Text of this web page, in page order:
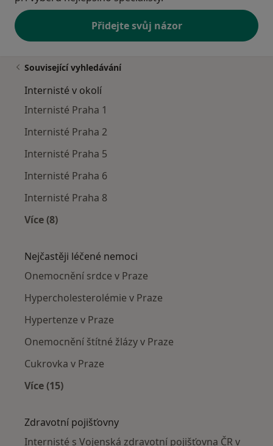
Přidejte svůj názor
Související vyhledávání
Internisté v okolí
Internisté Praha 1
Internisté Praha 2
Internisté Praha 5
Internisté Praha 6
Internisté Praha 8
Více (8)
Nejčastěji léčené nemoci
Onemocnění srdce v Praze
Hypercholesterolémie v Praze
Hypertenze v Praze
Onemocnění štítné žlázy v Praze
Cukrovka v Praze
Více (15)
Zdravotní pojišťovny
Internisté s Vojenská zdravotní pojišťovna ČR v